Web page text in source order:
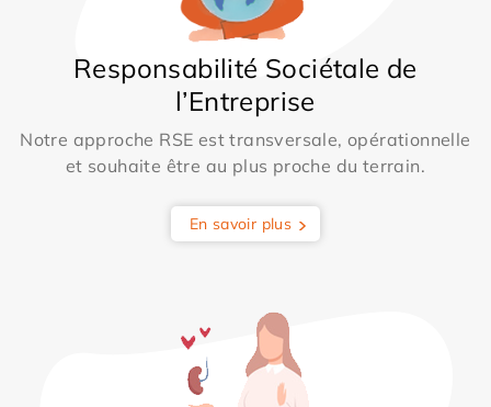
Responsabilité Sociétale de
l’Entreprise
Notre approche RSE est transversale, opérationnelle
et souhaite être au plus proche du terrain.
En savoir plus